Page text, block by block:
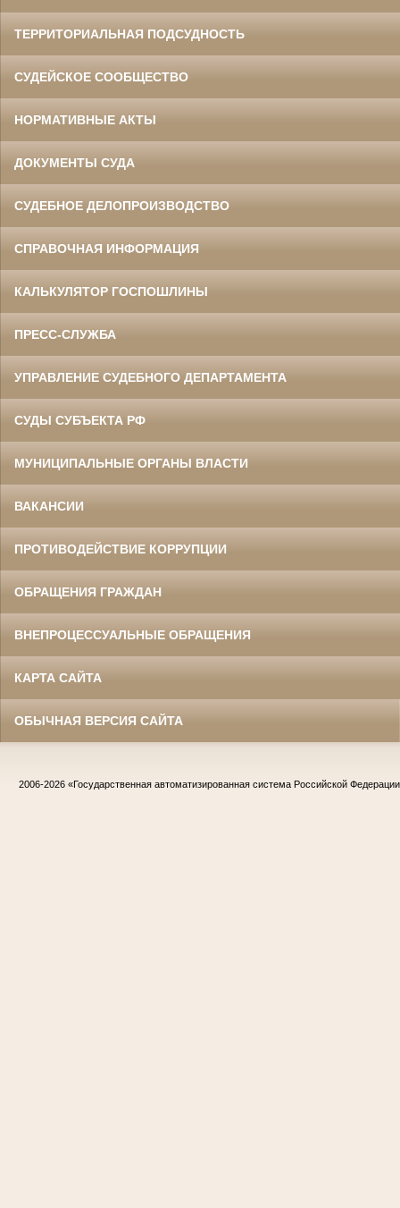
ТЕРРИТОРИАЛЬНАЯ ПОДСУДНОСТЬ
СУДЕЙСКОЕ СООБЩЕСТВО
НОРМАТИВНЫЕ АКТЫ
ДОКУМЕНТЫ СУДА
СУДЕБНОЕ ДЕЛОПРОИЗВОДСТВО
СПРАВОЧНАЯ ИНФОРМАЦИЯ
КАЛЬКУЛЯТОР ГОСПОШЛИНЫ
ПРЕСС-СЛУЖБА
УПРАВЛЕНИЕ СУДЕБНОГО ДЕПАРТАМЕНТА
СУДЫ СУБЪЕКТА РФ
МУНИЦИПАЛЬНЫЕ ОРГАНЫ ВЛАСТИ
ВАКАНСИИ
ПРОТИВОДЕЙСТВИЕ КОРРУПЦИИ
ОБРАЩЕНИЯ ГРАЖДАН
ВНЕПРОЦЕССУАЛЬНЫЕ ОБРАЩЕНИЯ
КАРТА САЙТА
ОБЫЧНАЯ ВЕРСИЯ САЙТА
2006-2026 «Государственная автоматизированная система Российской